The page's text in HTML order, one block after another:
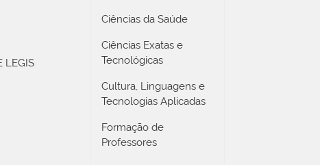
LEGIS
Ciências da Saúde
Ciências Exatas e
Tecnológicas
Cultura, Linguagens e
Tecnologias Aplicadas
Formação de
Professores